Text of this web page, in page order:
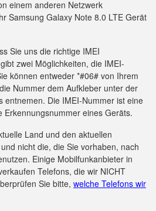
einem anderen Netzwerk
Samsung Galaxy Note 8.0 LTE Gerät
Sie uns die richtige IMEI
zwei Möglichkeiten, die IMEI-
können entweder *#06# von Ihrem
Nummer dem Aufkleber unter der
entnemen. Die IMEI-Nummer ist eine
Erkennungsnummer eines Geräts.
Land und den aktuellen
nicht die, die Sie vorhaben, nach
Einige Mobilfunkanbieter in
Telefons, die wir NICHT
Sie bitte, welche Telefons wir